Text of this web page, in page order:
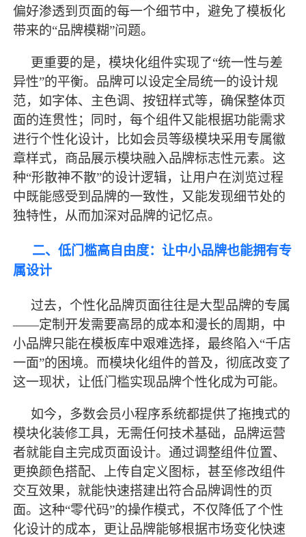
偏好渗透到页面的每一个细节中，避免了模板化
带来的“品牌模糊”问题。
更重要的是，模块化组件实现了“统一性与差
异性”的平衡。品牌可以设定全局统一的设计规
范，如字体、主色调、按钮样式等，确保整体页
面的连贯性；同时，每个组件又能根据功能需求
进行个性化设计，比如会员等级模块采用专属徽
章样式，商品展示模块融入品牌标志性元素。这
种“形散神不散”的设计逻辑，让用户在浏览过程
中既能感受到品牌的一致性，又能发现细节处的
独特性，从而加深对品牌的记忆点。
二、低门槛高自由度：让中小品牌也能拥有专
属设计
过去，个性化品牌页面往往是大型品牌的专属
——定制开发需要高昂的成本和漫长的周期，中
小品牌只能在模板库中艰难选择， 最终陷入“千店
一面”的困境。而模块化组件的普及，彻底改变了
这一现状，让低门槛实现品牌个性化成为可能。
如今，多数会员小程序系统都提供了拖拽式的
模块化装修工具，无需任何技术基础，品牌运营
者就能自主完成页面设计。通过调整组件位置、
更换颜色搭配、上传自定义图标，甚至修改组件
交互效果，就能快速搭建出符合品牌调性的页
面。这种“零代码”的操作模式，不仅降低了个性
化设计的成本，更让品牌能够根据市场变化快速